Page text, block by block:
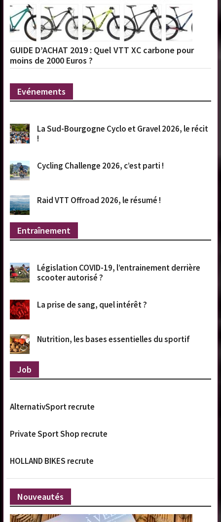
GUIDE D’ACHAT 2019 : Quel VTT XC carbone pour
moins de 2000 Euros ?
Evénements
La Sud-Bourgogne Cyclo et Gravel 2026, le récit
!
Cycling Challenge 2026, c’est parti !
Raid VTT Offroad 2026, le résumé !
Entraînement
Législation COVID-19, l’entrainement derrière
scooter autorisé ?
La prise de sang, quel intérêt ?
Nutrition, les bases essentielles du sportif
Job
AlternativSport recrute
Private Sport Shop recrute
HOLLAND BIKES recrute
Nouveautés